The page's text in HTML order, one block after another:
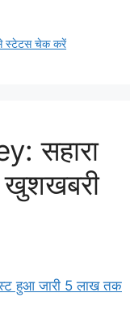
स्टेटस चेक करें
सहारा
हुआ जारी 5 लाख तक